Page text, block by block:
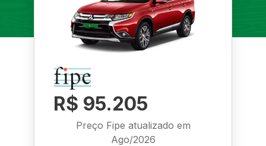
R$ 95.205
Preço Fipe atualizado em
Ago/2026